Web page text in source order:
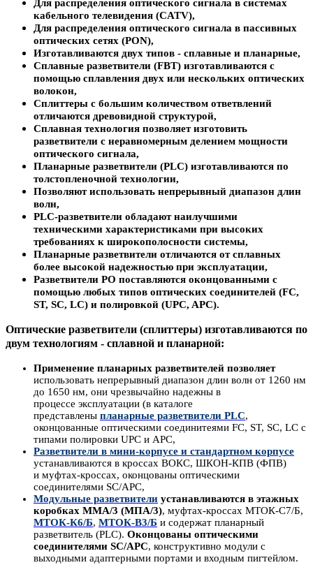
Для распределения оптического сигнала в системах
кабельного телевидения (CATV),
Для распределения оптического сигнала в пассивных
оптических сетях (PON),
Изготавливаются двух типов - сплавные и планарные,
Сплавные разветвители (FBT) изготавливаются с
помощью сплавления двух или нескольких оптических
волокон,
Сплиттеры с большим количеством ответвлений
отличаются древовидной структурой,
Сплавная технология позволяет изготовить
разветвители с неравномерным делением мощности
оптического сигнала,
Планарные разветвители (PLC) изготавливаются по
толстопленочной технологии,
Позволяют использовать непрерывный диапазон длин
волн,
PLC-разветвители обладают наилучшими
техническими характеристиками при высоких
требованиях к широкополосности системы,
Планарные разветвители отличаются от сплавных
более высокой надежностью при эксплуатации,
Разветвители РО поставляются оконцованными с
помощью любых типов оптических соединителей (FC,
ST, SC, LC) и полировкой (UPC, APC).
Оптические разветвители (сплиттеры) изготавливаются по
двум технологиям - сплавной и планарной:
Применение планарных разветвителей позволяет
использовать непрерывный диапазон длин волн от 1260 нм
до 1650 нм, они чрезвычайно надежны в
процессе эксплуатации (в каталоге
представлены планарные разветвители PLC,
оконцованные оптическими соединитеями FC, ST, SC, LC с
типами полировки UPC и APC,
Разветвители в мини-корпусе и стандартном корпусе
устанавливаются в кроссах ВОКС, ШКОН-КПВ (ФПВ)
и муфтах-кроссах, оконцованы оптическими
соединителями SC/APC,
Модульные разветвители устанавливаются в этажных
коробках ММА/3 (МПА/3), муфтах-кроссах МТОК-С7/Б,
МТОК-К6/Б, МТОК-В3/Б и содержат планарный
разветвитель (PLC). Оконцованы оптическими
соединителями SC/APC, конструктивно модули с
выходными адаптерными портами и входным пигтейлом.